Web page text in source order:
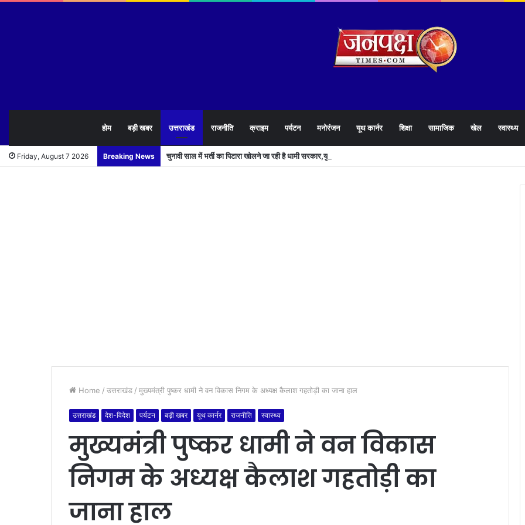
होम बड़ी खबर उत्तराखंड राजनीति क्राइम पर्यटन मनोरंजन यूथ कार्नर शिक्षा सामाजिक खेल स्वास्थ्य
Friday, August 7 2026 Breaking News चुनावी साल में भर्ती का पिटारा खोलने जा रही है धामी सरकार,युवाओं को मिलेगी 34 हजार रिकॉर्ड भर्तियों की सौगात
Home / उत्तराखंड / मुख्यमंत्री पुष्कर धामी ने वन विकास निगम के अध्यक्ष कैलाश गहतोड़ी का जाना हाल
उत्तराखंड देश-विदेश पर्यटन बड़ी खबर यूथ कार्नर राजनीति स्वास्थ्य
मुख्यमंत्री पुष्कर धामी ने वन विकास
निगम के अध्यक्ष कैलाश गहतोड़ी का
जाना हाल